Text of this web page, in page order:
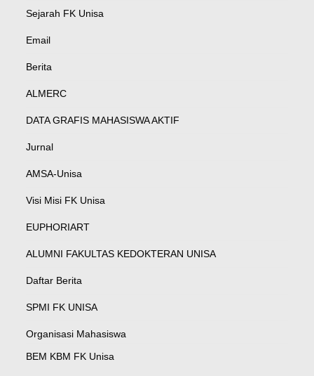
Sejarah FK Unisa
Email
Berita
ALMERC
DATA GRAFIS MAHASISWA AKTIF
Jurnal
AMSA-Unisa
Visi Misi FK Unisa
EUPHORIART
ALUMNI FAKULTAS KEDOKTERAN UNISA
Daftar Berita
SPMI FK UNISA
Organisasi Mahasiswa
BEM KBM FK Unisa